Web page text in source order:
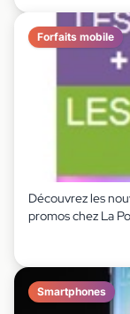
Forfaits mobile
Découvrez les
promos chez La
Smartphones